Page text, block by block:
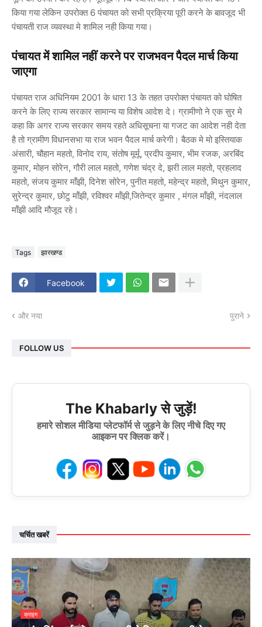
किया गया लेकिन उपरोक्त 6 पंचायत को सभी प्रक्रिया पूरी करने के बावजूद भी
पंचायती राज व्यवस्था मे शामिल नही किया गया।
पंचायत में शामिल नहीं करने पर राजभवन पैदल मार्च किया
जाएगा
पंचायत राज अधिनियम 2001 के धारा 13 के तहत उपरोक्त पंचायत को घोषित
करने के लिए राज्य सरकार सामान्य या विशेष आदेश दे। ग्रामीणो ने एक सुर मे
कहा कि अगर राज्य सरकार समय रहते अधिसूचना या गजट का आदेश नही देता
है तो ग्रामीण विधानसभा या राज भवन पैदल मार्च करेगी। बैठक मे मो इस्तियाक
अंसारी, चौहान महतो, विनोद राय, संतोष मूर्मू, प्रदीप कुमार, भीम रजक, अरबिंद
कुमार, मोहन सोरेन, गौरी लाल महतो, गणेश चंद्र दे, झरी लाल महतो, प्रहलाद
महतो, संजय कुमार मॉंझी, दिनेश सोरेन, पुनीत महतो, महेन्द्र महतो, मिथुन कुमार,
सुरेन्द्र कुमार, छोटु मॉंझी, रविश्वर मॉंझी,जितेन्द्र कुमार , मंगल मॉंझी, नंदलाल
मॉंझी आदि मौजूद रहे।
Tags झारखण्ड
Facebook
और नया पुराने
FOLLOW US
The Khabarly से जुड़ें!
हमारे सोशल मीडिया प्लेटफॉर्म से जुड़ने के लिए नीचे दिए गए
आइकन पर क्लिक करें।
चर्चित खबरें
क्राइम